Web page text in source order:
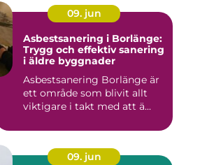
09. jun
Asbestsanering i Borlänge:
Trygg och effektiv sanering
i äldre byggnader
Asbestsanering Borlänge är
ett område som blivit allt
viktigare i takt med att ä...
09. jun